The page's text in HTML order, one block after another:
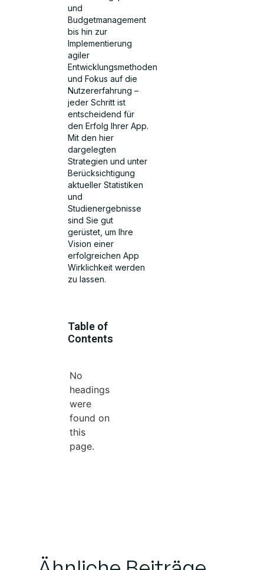
und
Budgetmanagement
bis hin zur
Implementierung
agiler
Entwicklungsmethoden
und Fokus auf die
Nutzererfahrung –
jeder Schritt ist
entscheidend für
den Erfolg Ihrer App.
Mit den hier
dargelegten
Strategien und unter
Berücksichtigung
aktueller Statistiken
und
Studienergebnisse
sind Sie gut
gerüstet, um Ihre
Vision einer
erfolgreichen App
Wirklichkeit werden
zu lassen.
Table of
Contents
No
headings
were
found on
this
page.